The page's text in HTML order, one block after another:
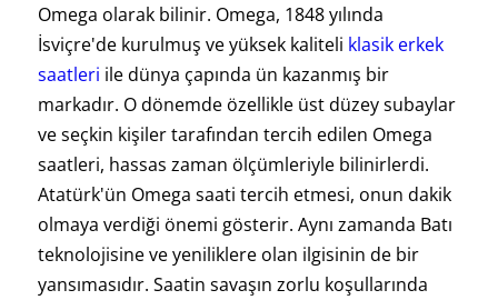
Omega olarak bilinir. Omega, 1848 yılında
İsviçre'de kurulmuş ve yüksek kaliteli klasik erkek
saatleri ile dünya çapında ün kazanmış bir
markadır. O dönemde özellikle üst düzey subaylar
ve seçkin kişiler tarafından tercih edilen Omega
saatleri, hassas zaman ölçümleriyle bilinirlerdi.
Atatürk'ün Omega saati tercih etmesi, onun dakik
olmaya verdiği önemi gösterir. Aynı zamanda Batı
teknolojisine ve yeniliklere olan ilgisinin de bir
yansımasıdır. Saatin savaşın zorlu koşullarında